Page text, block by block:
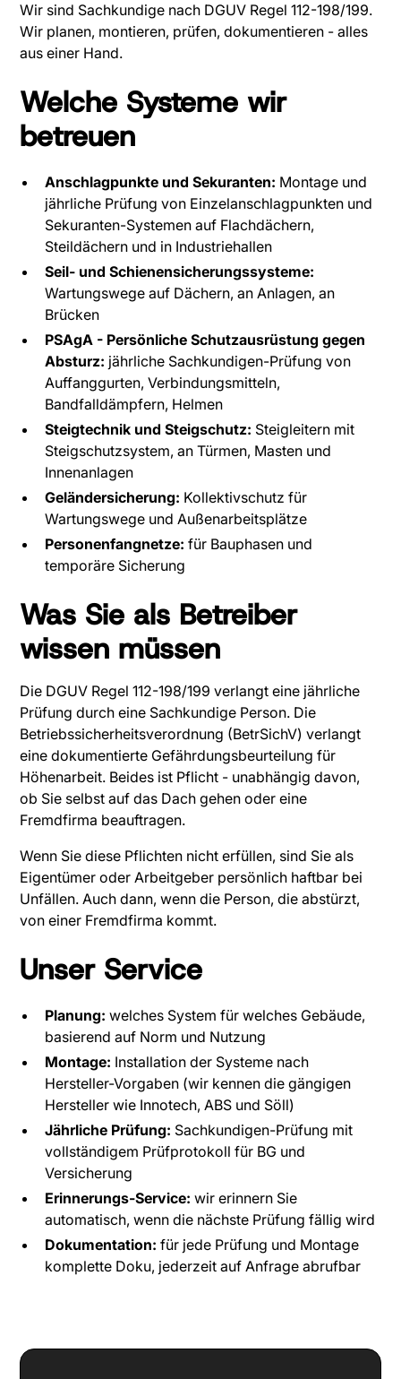
Wir sind Sachkundige nach DGUV Regel 112-198/199.
Wir planen, montieren, prüfen, dokumentieren - alles
aus einer Hand.
Welche Systeme wir
betreuen
Anschlagpunkte und Sekuranten: Montage und
jährliche Prüfung von Einzelanschlagpunkten und
Sekuranten-Systemen auf Flachdächern,
Steildächern und in Industriehallen
Seil- und Schienensicherungssysteme:
Wartungswege auf Dächern, an Anlagen, an
Brücken
PSAgA - Persönliche Schutzausrüstung gegen
Absturz: jährliche Sachkundigen-Prüfung von
Auffanggurten, Verbindungsmitteln,
Bandfalldämpfern, Helmen
Steigtechnik und Steigschutz: Steigleitern mit
Steigschutzsystem, an Türmen, Masten und
Innenanlagen
Geländersicherung: Kollektivschutz für
Wartungswege und Außenarbeitsplätze
Personenfangnetze: für Bauphasen und
temporäre Sicherung
Was Sie als Betreiber
wissen müssen
Die DGUV Regel 112-198/199 verlangt eine jährliche
Prüfung durch eine Sachkundige Person. Die
Betriebssicherheitsverordnung (BetrSichV) verlangt
eine dokumentierte Gefährdungsbeurteilung für
Höhenarbeit. Beides ist Pflicht - unabhängig davon,
ob Sie selbst auf das Dach gehen oder eine
Fremdfirma beauftragen.
Wenn Sie diese Pflichten nicht erfüllen, sind Sie als
Eigentümer oder Arbeitgeber persönlich haftbar bei
Unfällen. Auch dann, wenn die Person, die abstürzt,
von einer Fremdfirma kommt.
Unser Service
Planung: welches System für welches Gebäude,
basierend auf Norm und Nutzung
Montage: Installation der Systeme nach
Hersteller-Vorgaben (wir kennen die gängigen
Hersteller wie Innotech, ABS und Söll)
Jährliche Prüfung: Sachkundigen-Prüfung mit
vollständigem Prüfprotokoll für BG und
Versicherung
Erinnerungs-Service: wir erinnern Sie
automatisch, wenn die nächste Prüfung fällig wird
Dokumentation: für jede Prüfung und Montage
komplette Doku, jederzeit auf Anfrage abrufbar